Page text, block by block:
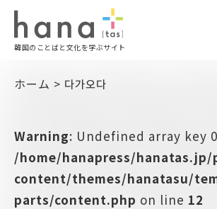
韓国のことばと文化を学ぶサイト
ホーム > 다가오다
Warning: Undefined array key
/home/hanapress/
content/themes/hanatasu/
parts/content.php on line 12